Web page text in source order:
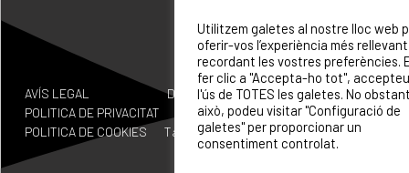
COL·LABORADORS
CONTACTE
INFORMACIÓ
GENERAL
info@cnpoblenou.cat
CLUB
SECCIONS
AVÍS LEGAL
POLITICA DE PRIVACITAT
POLITICA DE COOKIES
Disseny
by
Tactic.c
at
Utilitzem galetes al nostre lloc web
oferir-vos l’experiència més rellevant
recordant les vostres preferències.
fer clic a "Accepta-ho tot", accepteu
l'ús de TOTES les galetes. No
això, podeu visitar "Configuració de
galetes" per proporcionar un
consentiment controlat.